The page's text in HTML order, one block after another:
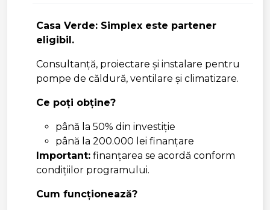
Casa Verde: Simplex este partener
eligibil.
Consultanță, proiectare și instalare pentru
pompe de căldură, ventilare și climatizare.
Ce poți obține?
până la 50% din investiție
până la 200.000 lei finanțare
Important: finanțarea se acordă conform
condițiilor programului.
Cum funcționează?